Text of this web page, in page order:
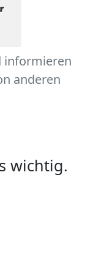
informieren
anderen
wichtig.